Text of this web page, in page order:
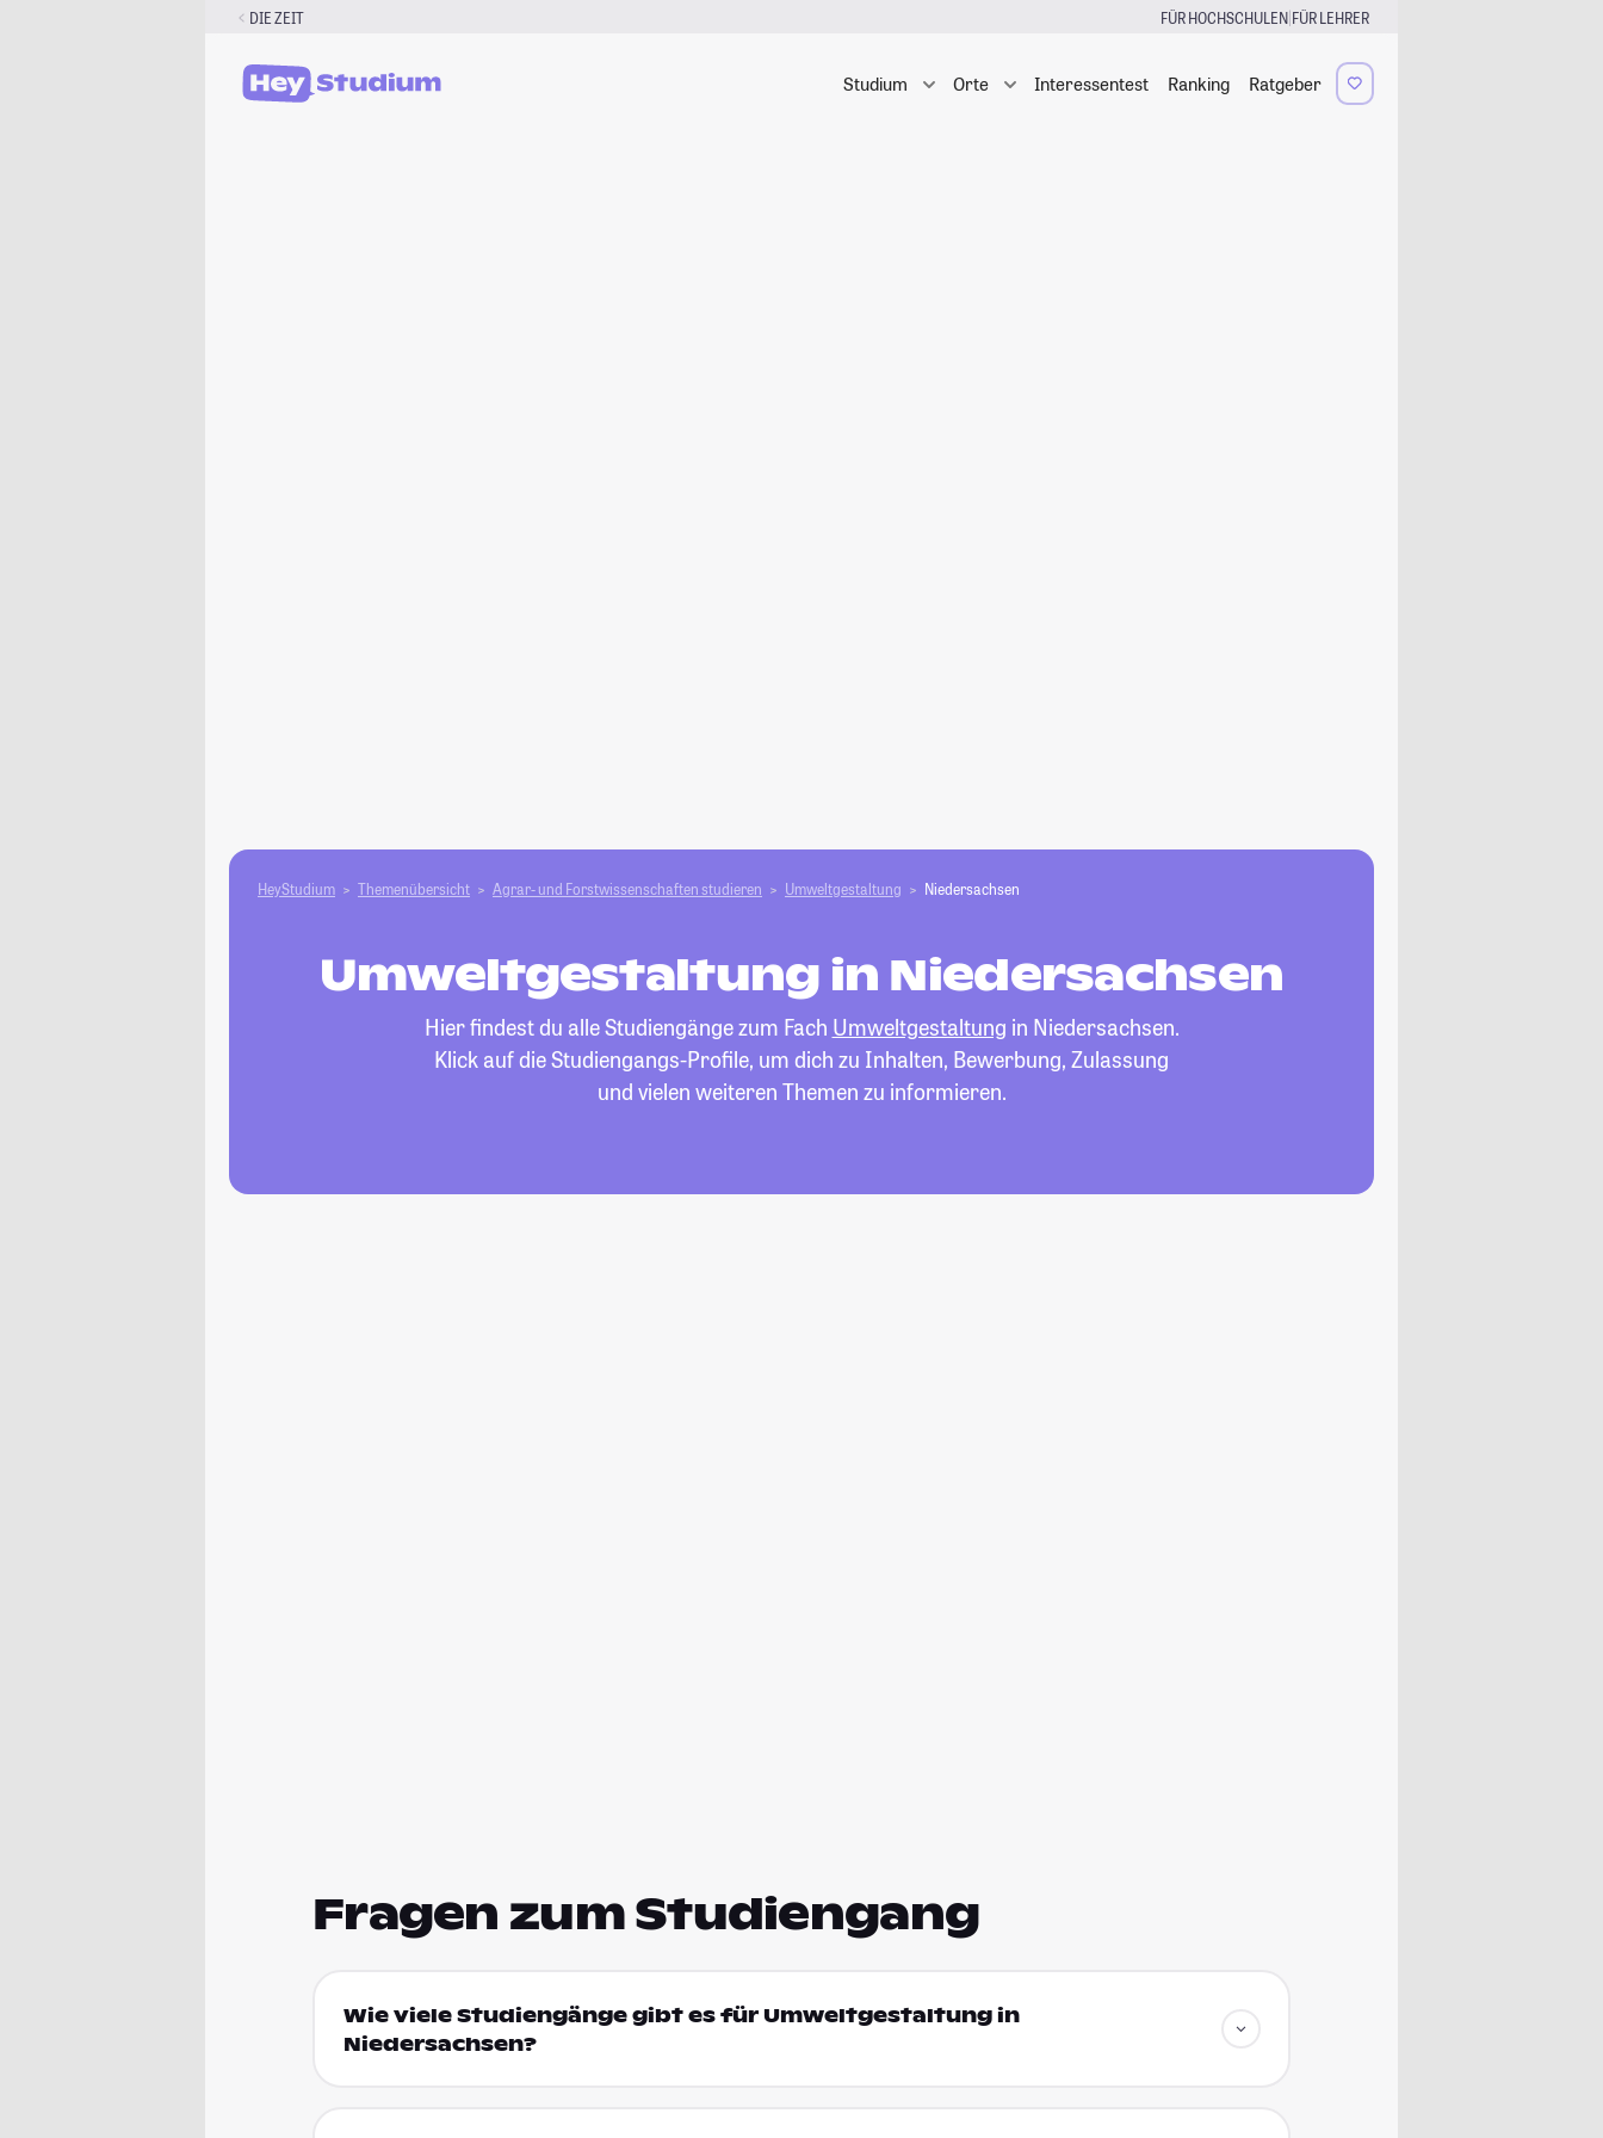
DIE ZEIT FÜR HOCHSCHULEN|FÜR LEHRER
Studium Orte Interessentest Ranking Ratgeber
HeyStudium Themenübersicht Agrar- und Forstwissen­schaften studieren Umweltgestaltung Niedersachsen
Umweltgestaltung in Niedersachsen
Hier findest du alle Studiengänge zum Fach Umweltgestaltung in Niedersachsen.
Klick auf die Studiengangs-Profile, um dich zu Inhalten, Bewerbung, Zulassung
und vielen weiteren Themen zu informieren.
Fragen zum Studiengang
Wie viele Studiengänge gibt es für Umweltgestaltung in
Niedersachsen?